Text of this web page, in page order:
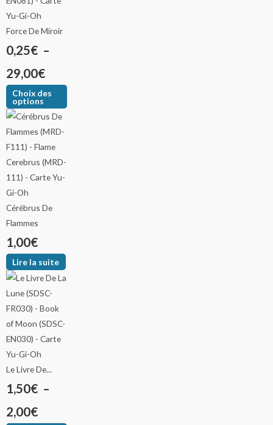
Force De Miroir
0,25€ –
29,00€
Choix des
options
Cérébrus De
Flammes
1,00€
Lire la suite
Le Livre De...
1,50€ –
2,00€